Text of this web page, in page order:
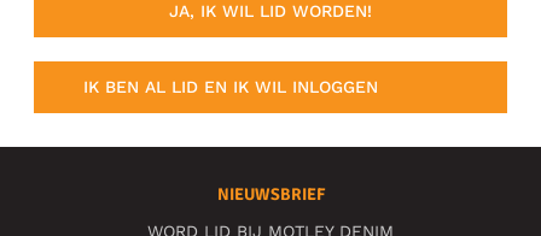
JA, IK WIL LID WORDEN!
IK BEN AL LID EN IK WIL INLOGGEN
NIEUWSBRIEF
WORD LID BIJ MOTLEY DENIM